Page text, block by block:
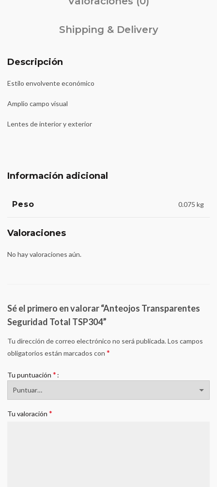
Shipping & Delivery
Descripción
Estilo envolvente económico
Amplio campo visual
Lentes de interior y exterior
Información adicional
Peso 0.075 kg
Valoraciones
No hay valoraciones aún.
Sé el primero en valorar “Anteojos Transparentes
Seguridad Total TSP304”
Tu dirección de correo electrónico no será publicada.Los campos
obligatorios están marcados con *
Tu puntuación *
Tu valoración *